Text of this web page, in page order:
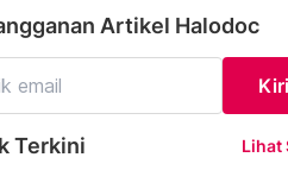
Artikel Halodoc
Terkini Lihat